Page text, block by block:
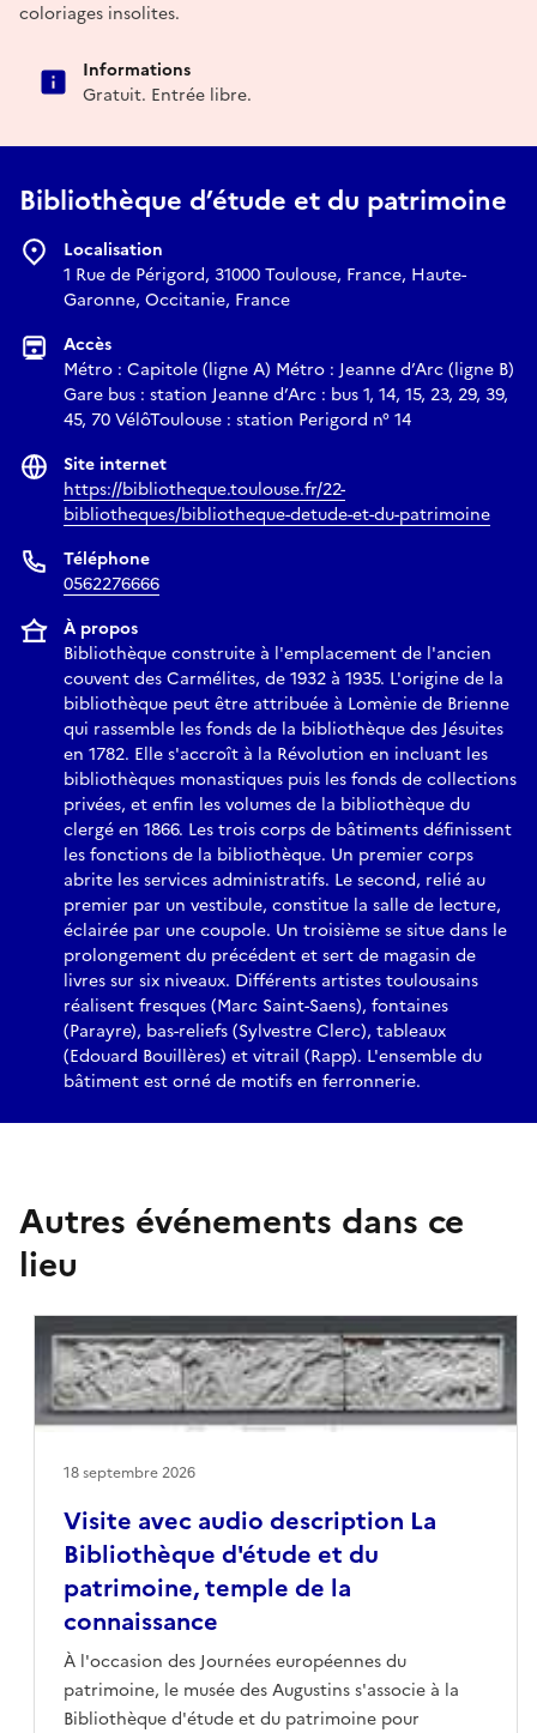
coloriages insolites.
Informations
Gratuit. Entrée libre.
Bibliothèque d’étude et du patrimoine
Localisation
1 Rue de Périgord, 31000 Toulouse, France, Haute-
Garonne, Occitanie, France
Accès
Métro : Capitole (ligne A) Métro : Jeanne d’Arc (ligne B)
Gare bus : station Jeanne d’Arc : bus 1, 14, 15, 23, 29, 39,
45, 70 VélôToulouse : station Perigord n° 14
Site internet
https://bibliotheque.toulouse.fr/22-
bibliotheques/bibliotheque-detude-et-du-patrimoine
Téléphone
0562276666
À propos
Bibliothèque construite à l'emplacement de l'ancien
couvent des Carmélites, de 1932 à 1935. L'origine de la
bibliothèque peut être attribuée à Lomènie de Brienne
qui rassemble les fonds de la bibliothèque des Jésuites
en 1782. Elle s'accroît à la Révolution en incluant les
bibliothèques monastiques puis les fonds de collections
privées, et enfin les volumes de la bibliothèque du
clergé en 1866. Les trois corps de bâtiments définissent
les fonctions de la bibliothèque. Un premier corps
abrite les services administratifs. Le second, relié au
premier par un vestibule, constitue la salle de lecture,
éclairée par une coupole. Un troisième se situe dans le
prolongement du précédent et sert de magasin de
livres sur six niveaux. Différents artistes toulousains
réalisent fresques (Marc Saint-Saens), fontaines
(Parayre), bas-reliefs (Sylvestre Clerc), tableaux
(Edouard Bouillères) et vitrail (Rapp). L'ensemble du
bâtiment est orné de motifs en ferronnerie.
Autres événements dans ce
lieu
Visite avec audio description La
Bibliothèque d'étude et du
patrimoine, temple de la
connaissance
À l'occasion des Journées européennes du
patrimoine, le musée des Augustins s'associe à la
Bibliothèque d'étude et du patrimoine pour
18 septembre 2026